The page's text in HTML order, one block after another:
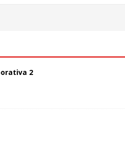
2